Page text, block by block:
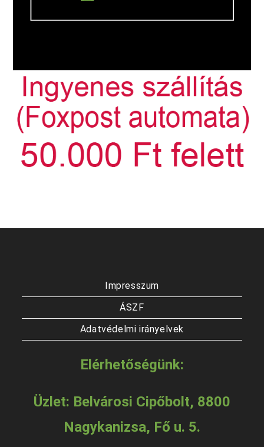
Impresszum
ÁSZF
Adatvédelmi irányelvek
Elérhetőségünk:
Üzlet: Belvárosi Cipőbolt, 8800
Nagykanizsa, Fő u. 5.